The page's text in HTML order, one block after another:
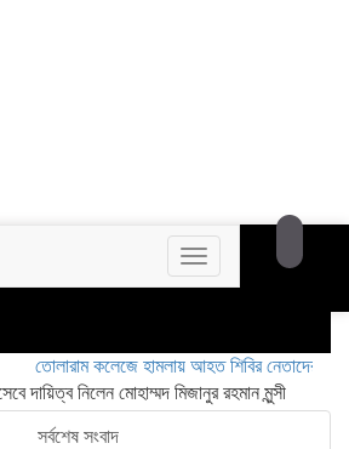
Toggle
navigation
কলেজে হামলায় আহত শিবির নেতাদের হাসপাতালে
দায়িত্ব নিলেন মোহাম্মদ মিজানুর রহমান মুন্সী
সর্বশেষ সংবাদ